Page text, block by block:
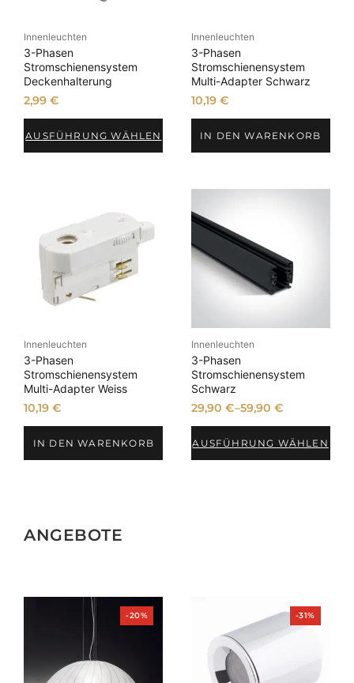
Innenleuchten
3-Phasen
Stromschienensystem
Deckenhalterung
2,99€
AUSFÜHRUNG WÄHLEN
Innenleuchten
3-Phasen
Stromschienensystem
Multi-Adapter Schwarz
10,19 €
IN DEN WARENKORB
Innenleuchten
3-Phasen
Stromschienensystem
Multi-Adapter Weiss
10,19€
IN DEN WARENKORB
Innenleuchten
3-Phasen
Stromschienensystem
Schwarz
29,90 €–59,90 €
AUSFÜHRUNG WÄHLEN
ANGEBOTE
-20%Produkt
im
-31%Produkt
im